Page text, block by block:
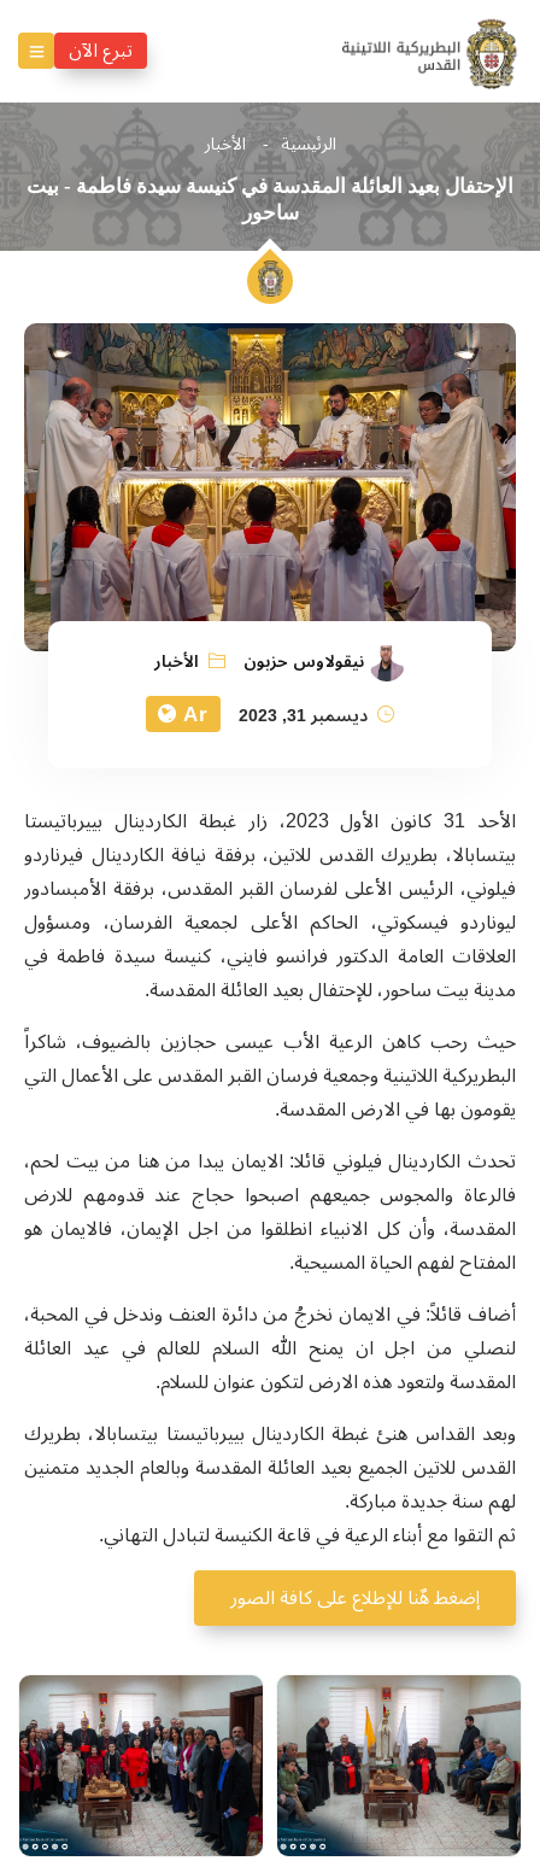
تبرع الآن
الرئيسية الأخبار
الإحتفال بعيد العائلة المقدسة في كنيسة سيدة فاطمة - بيت
ساحور
نيقولاوس حزبون
الأخبار
ديسمبر 31, 2023
Ar
الأحد 31 كانون الأول 2023، زار غبطة الكاردينال بييرباتيستا
بيتسابالا، بطريرك القدس للاتين، برفقة نيافة الكاردينال فيرناردو
فيلوني، الرئيس الأعلى لفرسان القبر المقدس، برفقة الأمبسادور
ليوناردو فيسكوتي، الحاكم الأعلى لجمعية الفرسان، ومسؤول
العلاقات العامة الدكتور فرانسو فايني، كنيسة سيدة فاطمة في
مدينة بيت ساحور، للإحتفال بعيد العائلة المقدسة.
حيث رحب كاهن الرعية الأب عيسى حجازين بالضيوف، شاكراً
البطريركية اللاتينية وجمعية فرسان القبر المقدس على الأعمال التي
يقومون بها في الارض المقدسة.
تحدث الكاردينال فيلوني قائلا: الايمان يبدا من هنا من بيت لحم،
فالرعاة والمجوس جميعهم اصبحوا حجاج عند قدومهم للارض
المقدسة، وأن كل الانبياء انطلقوا من اجل الإيمان، فالايمان هو
المفتاح لفهم الحياة المسيحية.
أضاف قائلاً: في الايمان نخرجُ من دائرة العنف وندخل في المحبة،
لنصلي من اجل ان يمنح الله السلام للعالم في عيد العائلة
المقدسة ولتعود هذه الارض لتكون عنوان للسلام.
وبعد القداس هنئ غبطة الكاردينال بييرباتيستا بيتسابالا، بطريرك
القدس للاتين الجميع بعيد العائلة المقدسة وبالعام الجديد متمنين
لهم سنة جديدة مباركة.
ثم التقوا مع أبناء الرعية في قاعة الكنيسة لتبادل التهاني.
إضغط هٌنا للإطلاع على كافة الصور